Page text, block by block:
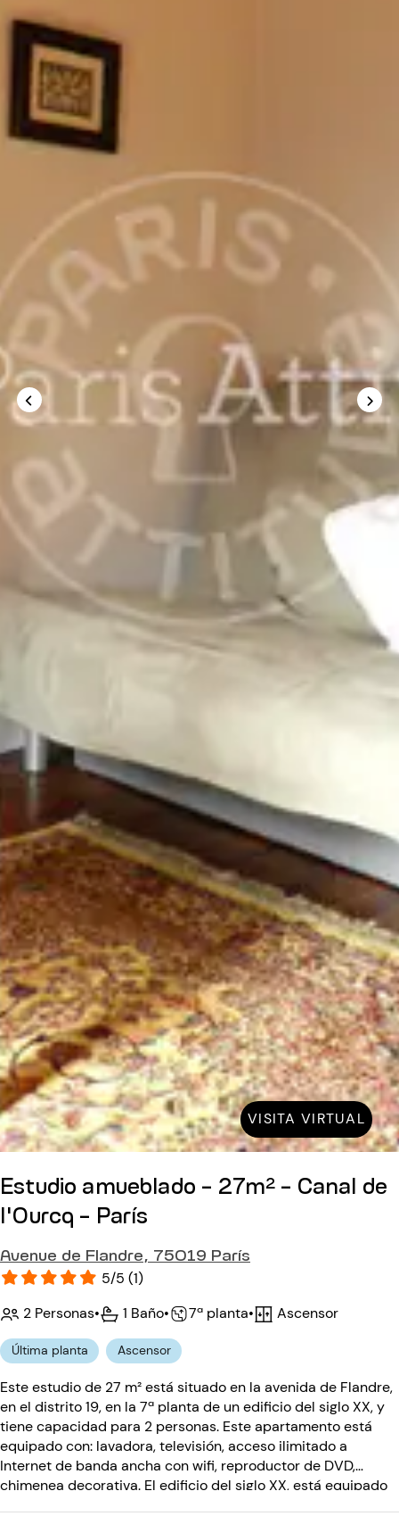
VISITA VIRTUAL
Estudio amueblado - 27m² - Canal de
l'Ourcq - París
Avenue de Flandre, 75019 París
5/5 (1)
2 Personas• 1 Baño• 7ª planta• Ascensor
Última planta Ascensor
Este estudio de 27 m² está situado en la avenida de Flandre,
en el distrito 19, en la 7ª planta de un edificio del siglo XX, y
tiene capacidad para 2 personas. Este apartamento está
equipado con: lavadora, televisión, acceso ilimitado a
Internet de banda ancha con wifi, reproductor de DVD,
chimenea decorativa. El edificio del siglo XX, está equipado